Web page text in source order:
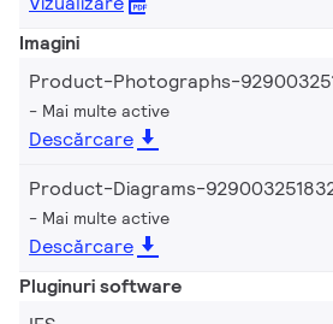
Imagini
Product-Photographs-
Mai multe active
Descărcare
Product-Diagrams-
Mai multe active
Descărcare
Pluginuri software